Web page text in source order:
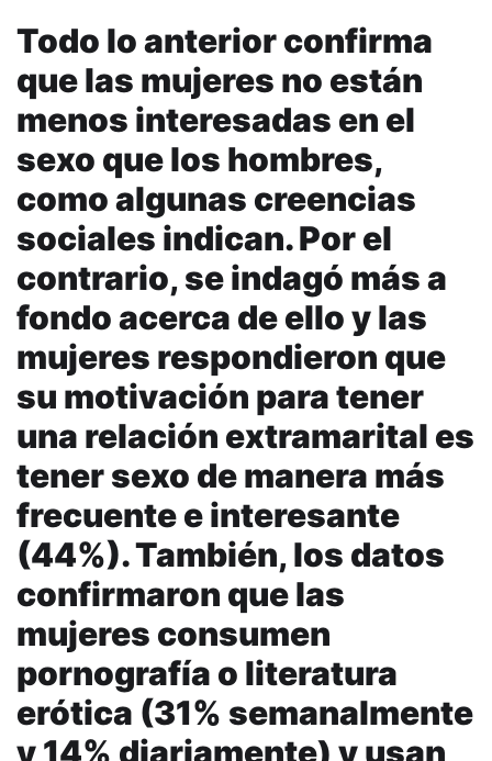
Todo lo anterior confirma
que las mujeres no están
menos interesadas en el
sexo que los hombres,
como algunas creencias
sociales indican. Por el
contrario, se indagó más a
fondo acerca de ello y las
mujeres respondieron que
su motivación para tener
una relación extramarital es
tener sexo de manera más
frecuente e interesante
(44%). También, los datos
confirmaron que las
mujeres consumen
pornografía o literatura
erótica (31% semanalmente
y 14% diariamente) y usan